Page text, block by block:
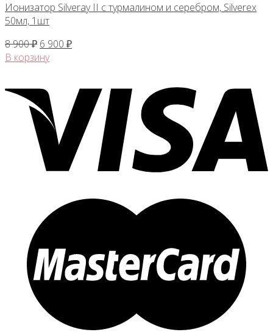
Ионизатор Silveray II с турмалином и серебром, Silverex
50мл, 1шт
8 900₽ Первоначальная
цена
900 ₽.
6 900 ₽Текущая
В корзину